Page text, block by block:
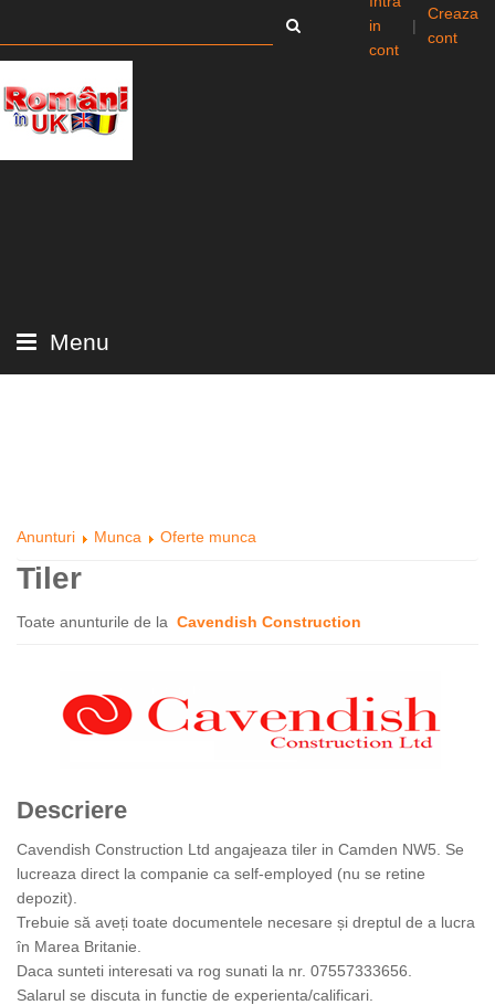
in
cont
|
Creaza
cont
Menu
Anunturi Munca Oferte munca
Tiler
Toate anunturile de la Cavendish Construction
Descriere
Cavendish Construction Ltd angajeaza tiler in Camden NW5. Se
lucreaza direct la companie ca self-employed (nu se retine
depozit).
Trebuie să aveți toate documentele necesare și dreptul de a lucra
în Marea Britanie.
Daca sunteti interesati va rog sunati la nr. 07557333656.
Salarul se discuta in functie de experienta/calificari.